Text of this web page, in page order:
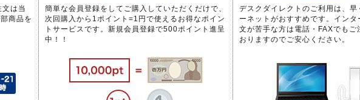
は当
商品を
簡単な会員登録をしてご購入していただくだけで、
次回購入から1ポイント=1円で使えるお得なポイン
トサービスです。新規会員登録で500ポイント進呈
中！！
デスクダイレクトのご利用は、早
ーネットがおすすめです。インタ
文が苦手な方は電話・FAXでもご
おりますのでご安心ください。